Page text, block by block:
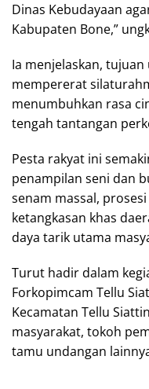
Dinas Kebudayaan
Kabupaten Bone,”
Ia menjelaskan,
mempererat
menumbuhkan rasa
tengah tantangan
Pesta rakyat ini
penampilan seni dan
senam massal,
ketangkasan khas
daya tarik utama
Turut hadir dalam
Forkopimcam Tellu
Kecamatan Tellu
masyarakat, tokoh
tamu undangan